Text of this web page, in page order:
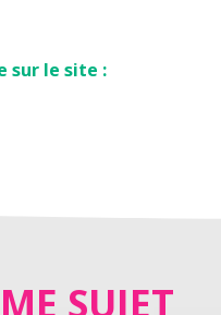
sur le site :
SUJET